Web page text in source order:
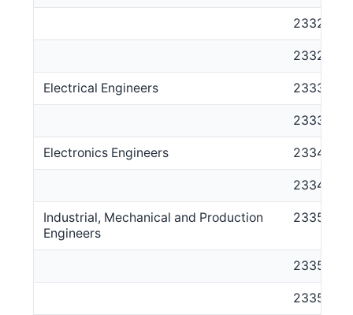
233214
233215
Electrical Engineers 2333
233311
Electronics Engineers 2334
233411
Industrial, Mechanical and Production
Engineers
2335
233511
233512